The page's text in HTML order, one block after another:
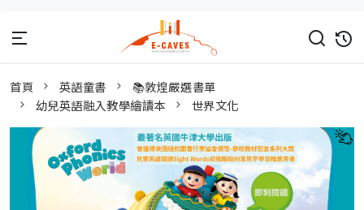
首頁 英語童書
📚敦煌嚴選書單
幼兒英語融入教學繪讀本
世界文化